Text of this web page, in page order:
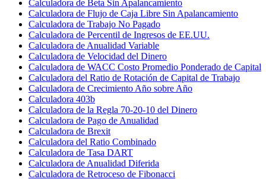
Calculadora de Beta Sin Apalancamiento
Calculadora de Flujo de Caja Libre Sin Apalancamiento
Calculadora de Trabajo No Pagado
Calculadora de Percentil de Ingresos de EE.UU.
Calculadora de Anualidad Variable
Calculadora de Velocidad del Dinero
Calculadora de WACC Costo Promedio Ponderado de Capital
Calculadora del Ratio de Rotación de Capital de Trabajo
Calculadora de Crecimiento Año sobre Año
Calculadora 403b
Calculadora de la Regla 70-20-10 del Dinero
Calculadora de Pago de Anualidad
Calculadora de Brexit
Calculadora del Ratio Combinado
Calculadora de Tasa DART
Calculadora de Anualidad Diferida
Calculadora de Retroceso de Fibonacci